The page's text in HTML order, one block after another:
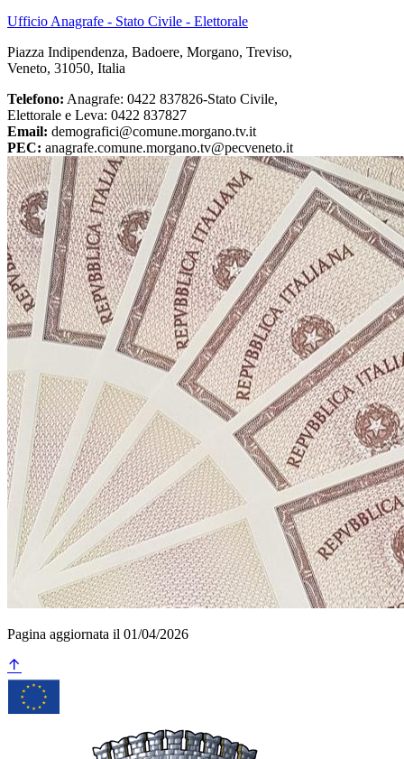
Ufficio Anagrafe - Stato Civile - Elettorale
Piazza Indipendenza, Badoere, Morgano, Treviso,
Veneto, 31050, Italia
Telefono: Anagrafe: 0422 837826-Stato Civile,
Elettorale e Leva: 0422 837827
Email: demografici@comune.morgano.tv.it
PEC: anagrafe.comune.morgano.tv@pecveneto.it
Pagina aggiornata il 01/04/2026